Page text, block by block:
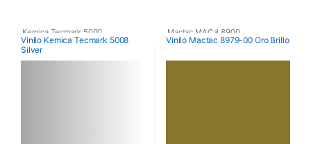
Kemica Tecmark 5000
Poliméricos
Vinilo Kemica Tecmark 5008
Silver
Mactac MACal 8900
Vinilo Mactac 8979-00 Oro Brillo